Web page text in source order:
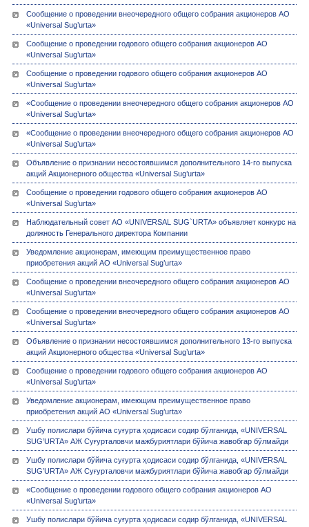
Сообщение о проведении внеочередного общего собрания акционеров АО
«Universal Sug’urta»
Сообщение о проведении годового общего собрания акционеров АО
«Universal Sug’urta»
Сообщение о проведении годового общего собрания акционеров АО
«Universal Sug’urta»
«Сообщение о проведении внеочередного общего собрания акционеров АО
«Universal Sug’urta»
«Сообщение о проведении внеочередного общего собрания акционеров АО
«Universal Sug’urta»
Объявление о признании несостоявшимся дополнительного 14-го выпуска
акций Акционерного общества «Universal Sug’urta»
Сообщение о проведении годового общего собрания акционеров АО
«Universal Sug’urta»
Наблюдательный совет АО «UNIVERSAL SUG`URTA» объявляет конкурс на
должность Генерального директора Компании
Уведомление акционерам, имеющим преимущественное право
приобретения акций АО «Universal Sug’urta»
Сообщение о проведении внеочередного общего собрания акционеров АО
«Universal Sug’urta»
Сообщение о проведении внеочередного общего собрания акционеров АО
«Universal Sug’urta»
Объявление о признании несостоявшимся дополнительного 13-го выпуска
акций Акционерного общества «Universal Sug’urta»
Сообщение о проведении годового общего собрания акционеров АО
«Universal Sug’urta»
Уведомление акционерам, имеющим преимущественное право
приобретения акций АО «Universal Sug’urta»
Ушбу полислари бўйича суғурта ҳодисаси содир бўлганида, «UNIVERSAL
SUG’URTA» АЖ Суғурталовчи мажбуриятлари бўйича жавобгар бўлмайди
Ушбу полислари бўйича суғурта ҳодисаси содир бўлганида, «UNIVERSAL
SUG’URTA» АЖ Суғурталовчи мажбуриятлари бўйича жавобгар бўлмайди
«Сообщение о проведении годового общего собрания акционеров АО
«Universal Sug’urta»
Ушбу полислари бўйича суғурта ҳодисаси содир бўлганида, «UNIVERSAL